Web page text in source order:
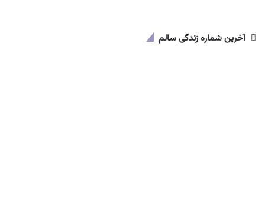
آخرین شماره زندگی سالم